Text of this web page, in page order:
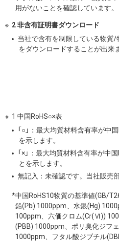
用がないことを確認しています。
2 非含有証明書ダウンロード
当社で含有を制限している物質
をダウンロードすることが出来
1 中国RoHS○×表
「○」：最大均質材料含有率が中
を示します。
「×」：最大均質材料含有率が中
とを示します。
無記入：未確認です。当社販売
*中国RoHS10物質の基準値(GB/
鉛(Pb) 1000ppm、水銀(Hg)
100ppm、六価クロム(Cr(Ⅵ))
(PBB) 1000ppm、ポリ臭化ジフ
1000ppm、フタル酸ジブチル